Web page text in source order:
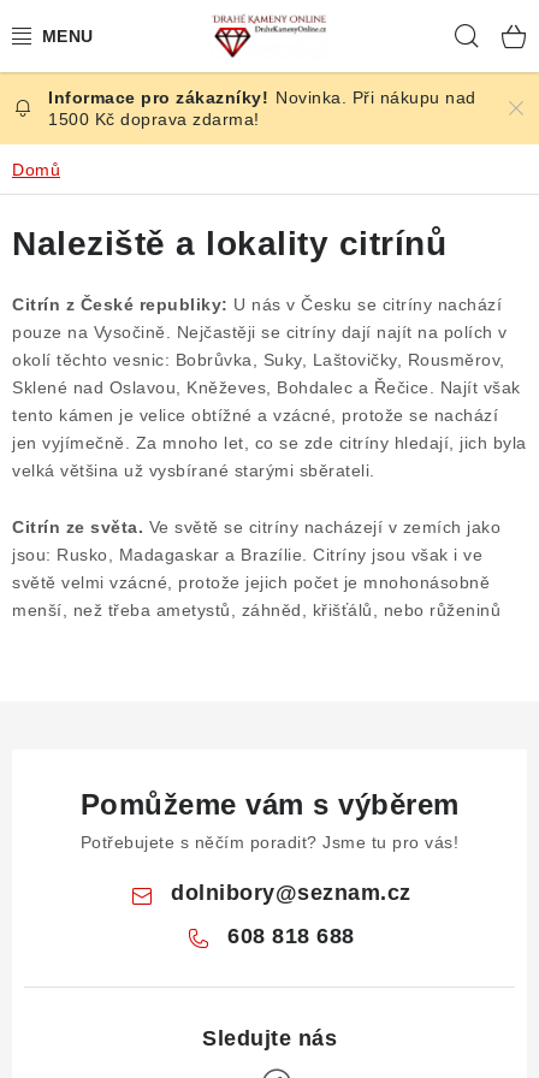
na
ČESKÉ KAMENY
ŠPERKY
KAMENY ZE SVĚTA
SLEVY
ÚČINKY
KRYSTALY
NALEZIŠTĚ
KONTAKT
MISTROVSKÉ KRYSTALY
Formulář pro uplatnění reklamace
Formulář pro odstoupení od smlouvy
Novinka. Při nákupu nad
1500 Kč doprava zdarma!
Domů
Naleziště a lokality citrínů
Citrín z České republiky: U nás v Česku se citríny nachází
pouze na Vysočině. Nejčastěji se citríny dají najít na polích v
okolí těchto vesnic: Bobrůvka, Suky, Laštovičky, Rousměrov,
Sklené nad Oslavou, Kněževes, Bohdalec a Řečice. Najít však
tento kámen je velice obtížné a vzácné, protože se nachází
jen vyjímečně. Za mnoho let, co se zde citríny hledají, jich byla
velká většina už vysbírané starými sběrateli.
Citrín ze světa. Ve světě se citríny nacházejí v zemích jako
jsou: Rusko, Madagaskar a Brazílie. Citríny jsou však i ve
světě velmi vzácné, protože jejich počet je mnohonásobně
menší, než třeba ametystů, záhněd, křišťálů, nebo růženinů
Pomůžeme vám s výběrem
Potřebujete s něčím poradit? Jsme tu pro vás!
dolnibory@seznam.cz
608 818 688